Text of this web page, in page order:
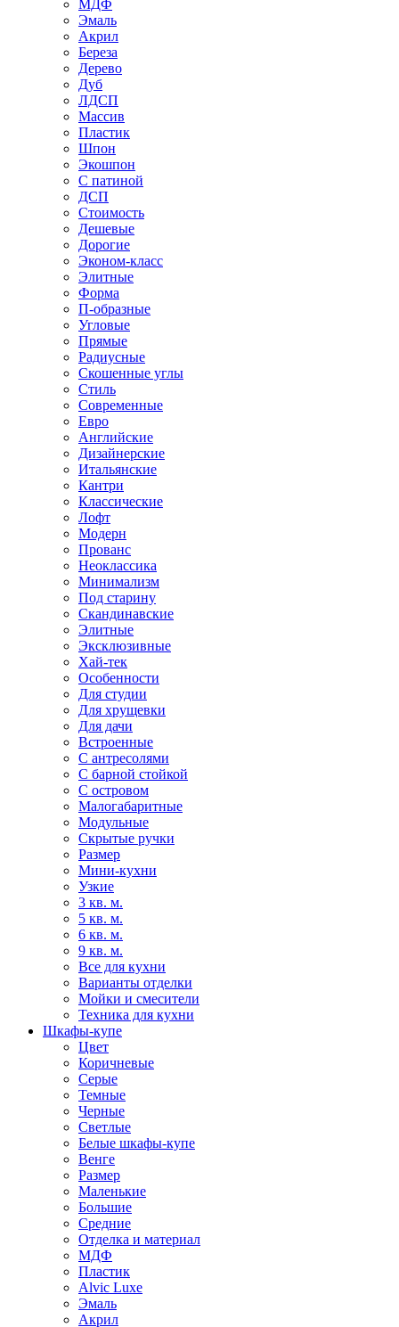
МДФ
Эмаль
Акрил
Береза
Дерево
Дуб
ЛДСП
Массив
Пластик
Шпон
Экошпон
С патиной
ДСП
Стоимость
Дешевые
Дорогие
Эконом-класс
Элитные
Форма
П-образные
Угловые
Прямые
Радиусные
Скошенные углы
Стиль
Современные
Евро
Английские
Дизайнерские
Итальянские
Кантри
Классические
Лофт
Модерн
Прованс
Неоклассика
Минимализм
Под старину
Скандинавские
Элитные
Эксклюзивные
Хай-тек
Особенности
Для студии
Для хрущевки
Для дачи
Встроенные
С антресолями
С барной стойкой
С островом
Малогабаритные
Модульные
Скрытые ручки
Размер
Мини-кухни
Узкие
3 кв. м.
5 кв. м.
6 кв. м.
9 кв. м.
Все для кухни
Варианты отделки
Мойки и смесители
Техника для кухни
Шкафы-купе
Цвет
Коричневые
Серые
Темные
Черные
Светлые
Белые шкафы-купе
Венге
Размер
Маленькие
Большие
Средние
Отделка и материал
МДФ
Пластик
Alvic Luxe
Эмаль
Акрил